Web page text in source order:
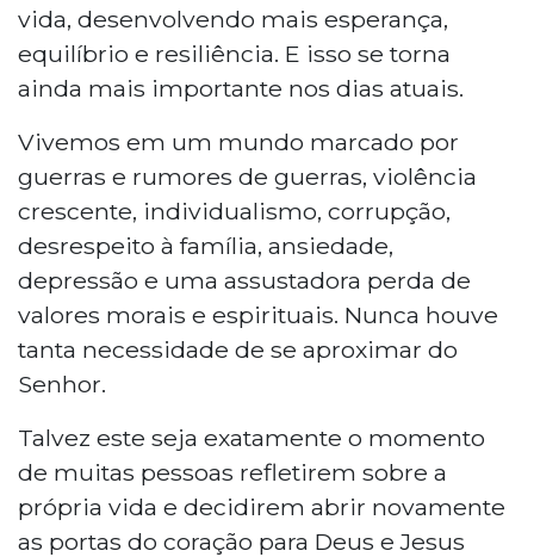
vida, desenvolvendo mais esperança,
equilíbrio e resiliência. E isso se torna
ainda mais importante nos dias atuais.
Vivemos em um mundo marcado por
guerras e rumores de guerras, violência
crescente, individualismo, corrupção,
desrespeito à família, ansiedade,
depressão e uma assustadora perda de
valores morais e espirituais. Nunca houve
tanta necessidade de se aproximar do
Senhor.
Talvez este seja exatamente o momento
de muitas pessoas refletirem sobre a
própria vida e decidirem abrir novamente
as portas do coração para Deus e Jesus